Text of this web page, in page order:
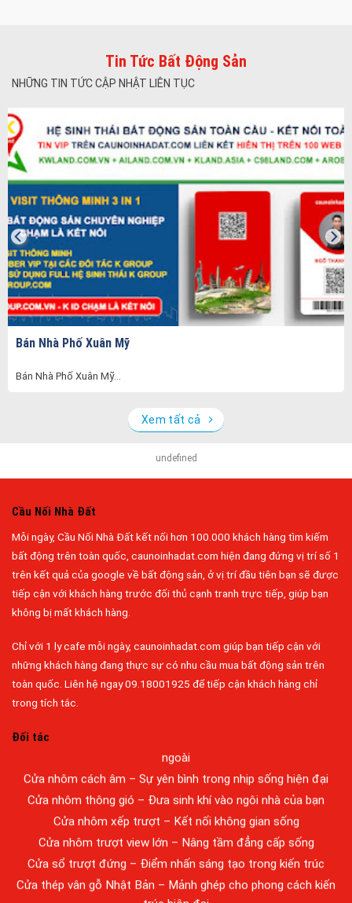
Tin Tức Bất Động Sản
NHỮNG TIN TỨC CẬP NHẬT LIÊN TỤC
Bán Nhà Phố Xuân Mỹ
Bán Nhà Phố Xuân Mỹ...
Xem tất cả
undefined
Cầu Nối Nhà Đất
Mỗi ngày, Cầu Nối Nhà Đất kết nối hơn 100.000 khách hàng tìm kiếm
bất động trên toàn quốc, caunoinhadat.com hiện đang đứng vị trí số 1
trên kết quả của google về bất động sản, ở vị trí đầu tiên bạn sẽ được
tiếp cận với khách hàng trước đối thủ cạnh tranh trực tiếp, giúp bạn
không bị mất khách hàng.
Chỉ với 1 ly cafe mỗi ngày, caunoinhadat.com giúp bạn tiếp cận với
những khách hàng đang thực sự có nhu cầu mua bất động sản trên
toàn quốc. Liên hệ ngay 09.18001925 để tiếp cận khách hàng chỉ
trong tích tắc.
Đối tác
Đa dạng màu sắc cửa nhôm – Tối ưu màu sắc Kiến Trúc
Cửa nhôm chống gió mưa – Hiên ngang giữa thời tiết khắc
Cửa nhôm cách âm – Sự yên bình trong nhịp sống hiện đại
Cửa nhôm thông gió – Đưa sinh khí vào ngôi nhà của bạn
Cửa nhôm xếp trượt – Kết nối không gian sống
Cửa nhôm trượt view lớn – Nâng tầm đẳng cấp sống
Cửa sổ trượt đứng – Điểm nhấn sáng tạo trong kiến trúc
Cửa thép vân gỗ Nhật Bản – Mảnh ghép cho phong cách kiến
trúc hiện đại